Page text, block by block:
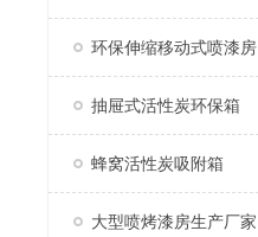
环保伸缩移动式喷漆房
抽屉式活性炭环保箱
蜂窝活性炭吸附箱
大型喷烤漆房生产厂家